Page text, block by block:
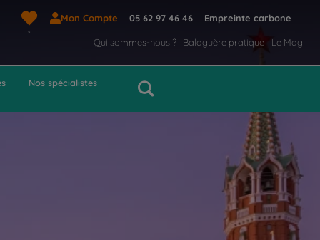
Mon Compte 05 62 97 46 46 Empreinte carbone
Qui sommes-nous ? Balaguère pratique Le Mag
Nos spécialistes